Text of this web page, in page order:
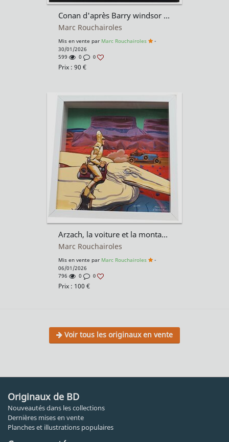
Conan d'après Barry windsor smith
Marc Rouchairoles
Mis en vente par Marc Rouchairoles
-
30/01/2026
599
0 0
Prix : 90 €
Arzach, la voiture et la montagne d'après Moebius
Marc Rouchairoles
Mis en vente par Marc Rouchairoles
-
06/01/2026
796
0 0
Prix : 100 €
Voir tous les originaux en vente
Originaux de BD
Nouveautés dans les collections
Dernières mises en vente
Planches et illustrations populaires